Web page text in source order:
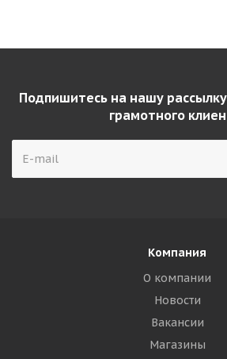
Подпишитесь на нашу
грамотного
Компания
О компании
Новости
Вакансии
Магазины